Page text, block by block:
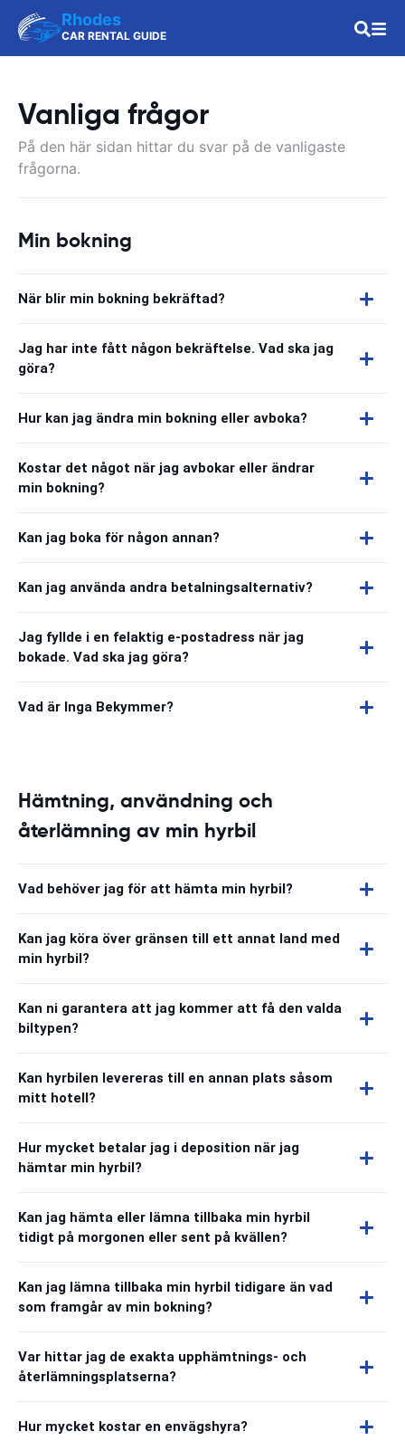
Rhodes
CAR RENTAL GUIDE
Vanliga frågor
På den här sidan hittar du svar på de vanligaste
frågorna.
Min bokning
När blir min bokning bekräftad?
Jag har inte fått någon bekräftelse. Vad ska jag
göra?
Hur kan jag ändra min bokning eller avboka?
Kostar det något när jag avbokar eller ändrar
min bokning?
Kan jag boka för någon annan?
Kan jag använda andra betalningsalternativ?
Jag fyllde i en felaktig e-postadress när jag
bokade. Vad ska jag göra?
Vad är Inga Bekymmer?
Hämtning, användning och
återlämning av min hyrbil
Vad behöver jag för att hämta min hyrbil?
Kan jag köra över gränsen till ett annat land med
min hyrbil?
Kan ni garantera att jag kommer att få den valda
biltypen?
Kan hyrbilen levereras till en annan plats såsom
mitt hotell?
Hur mycket betalar jag i deposition när jag
hämtar min hyrbil?
Kan jag hämta eller lämna tillbaka min hyrbil
tidigt på morgonen eller sent på kvällen?
Kan jag lämna tillbaka min hyrbil tidigare än vad
som framgår av min bokning?
Var hittar jag de exakta upphämtnings- och
återlämningsplatserna?
Hur mycket kostar en envägshyra?